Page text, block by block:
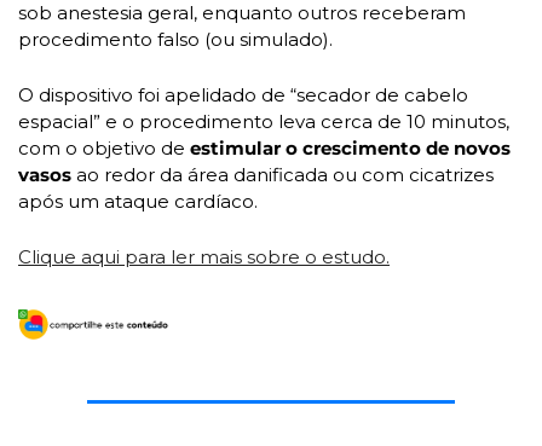
sob anestesia geral, enquanto outros receberam
procedimento falso (ou simulado).
O dispositivo foi apelidado de “secador de cabelo
espacial” e o procedimento leva cerca de 10 minutos,
com o objetivo de estimular o crescimento de novos
vasos ao redor da área danificada ou com cicatrizes
após um ataque cardíaco.
Clique aqui para ler mais sobre o estudo.